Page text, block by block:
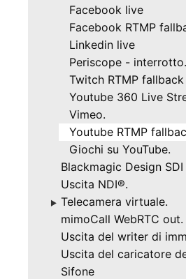
Facebook live
Facebook RTMP
Linkedin live
Periscope - interrotto.
Twitch RTMP fallback
Youtube 360 Live
Vimeo.
Youtube RTMP
Giochi su YouTube.
Blackmagic Design
Uscita NDI®.
▶ Telecamera virtuale.
mimoCall WebRTC out.
Uscita del writer di
Uscita del caricatore
Sifone